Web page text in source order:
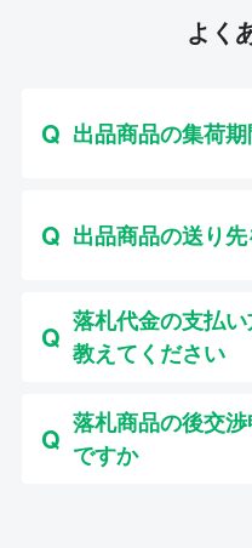
よく
出品商品の集荷
出品商品の送り
落札代金の支払
教えてください
落札商品の後交
ですか